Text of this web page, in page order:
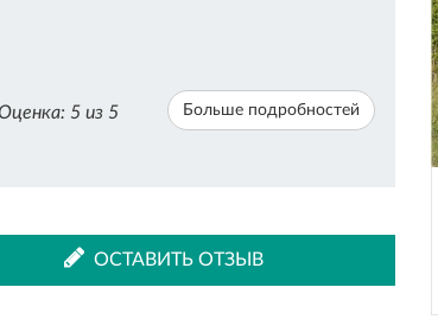
5 из 5 Больше подробностей
ОСТАВИТЬ ОТЗЫВ